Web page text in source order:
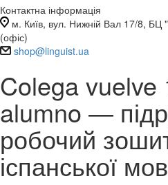
Контактна інформація
м. Київ, вул. Нижній Вал 17/8, БЦ
(офіс)
shop@linguist.ua
Colega vuelve
alumno —
робочий
іспанської